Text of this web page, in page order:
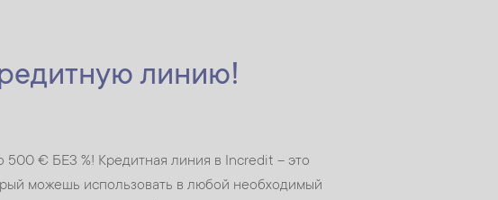
линию!
€ БЕЗ %! Кредитная линия в Incredit – это
можешь использовать в любой необходимый